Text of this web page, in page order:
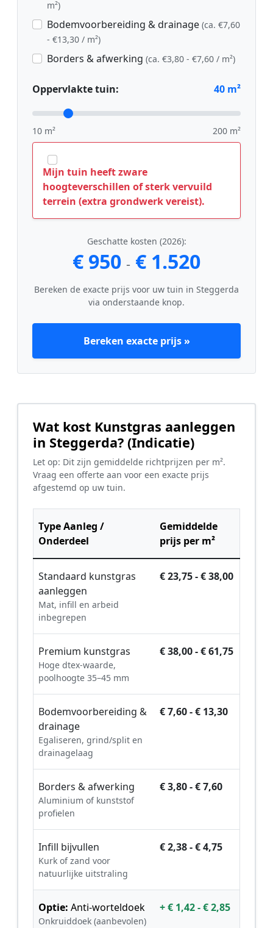
m²)
Bodemvoorbereiding & drainage (ca. €7,60
- €13,30 / m²)
Borders & afwerking (ca. €3,80 - €7,60 / m²)
Oppervlakte tuin: 40 m²
10 m² 200 m²
Mijn tuin heeft zware
hoogteverschillen of sterk vervuild
terrein (extra grondwerk vereist).
Geschatte kosten (2026):
€ 950 - € 1.520
Bereken de exacte prijs voor uw tuin in Steggerda
via onderstaande knop.
Bereken exacte prijs »
Wat kost Kunstgras aanleggen
in Steggerda? (Indicatie)
Let op: Dit zijn gemiddelde richtprijzen per m².
Vraag een offerte aan voor een exacte prijs
afgestemd op uw tuin.
Type Aanleg /
Onderdeel
Gemiddelde
prijs per m²
Standaard kunstgras
aanleggen
Mat, infill en arbeid
inbegrepen
€ 23,75 - € 38,00
Premium kunstgras
Hoge dtex-waarde,
poolhoogte 35–45 mm
€ 38,00 - € 61,75
Bodemvoorbereiding &
drainage
Egaliseren, grind/split en
drainagelaag
€ 7,60 - € 13,30
Borders & afwerking
Aluminium of kunststof
profielen
€ 3,80 - € 7,60
Infill bijvullen
Kurk of zand voor
natuurlijke uitstraling
€ 2,38 - € 4,75
Optie: Anti-worteldoek
Onkruiddoek (aanbevolen)
+ € 1,42 - € 2,85